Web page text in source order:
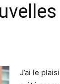
J’ai le